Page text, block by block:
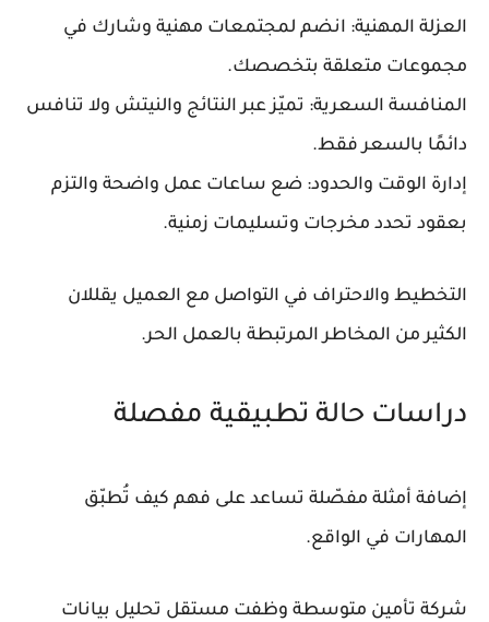
العزلة المهنية: انضم لمجتمعات مهنية وشارك في
مجموعات متعلقة بتخصصك.
المنافسة السعرية: تميّز عبر النتائج والنيتش ولا تنافس
دائمًا بالسعر فقط.
إدارة الوقت والحدود: ضع ساعات عمل واضحة والتزم
بعقود تحدد مخرجات وتسليمات زمنية.
التخطيط والاحتراف في التواصل مع العميل يقللان
الكثير من المخاطر المرتبطة بالعمل الحر.
دراسات حالة تطبيقية مفصلة
إضافة أمثلة مفصّلة تساعد على فهم كيف تُطبّق
المهارات في الواقع.
شركة تأمين متوسطة وظفت مستقل تحليل بيانات